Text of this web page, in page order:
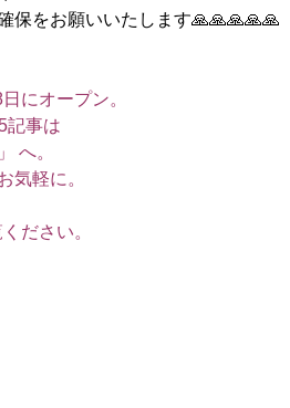
保をお願いいたします🙏🙏🙏🙏🙏
にオープン。
記事は
」 へ。
気軽に。
ださい。